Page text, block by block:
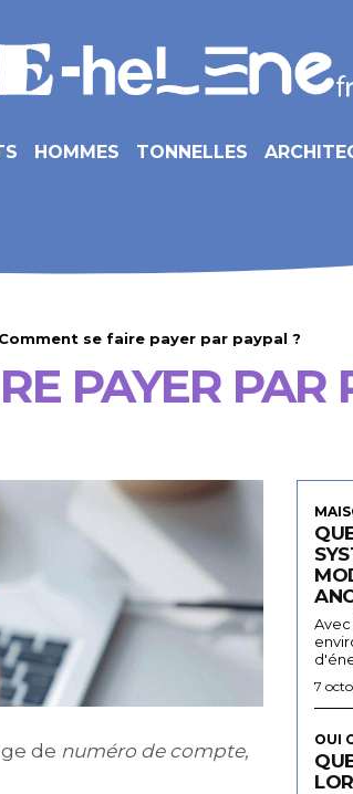
HOMMES TONNELLES
Comment se faire payer par paypal ?
PAYER PAR
de numéro de compte,
7
OUI